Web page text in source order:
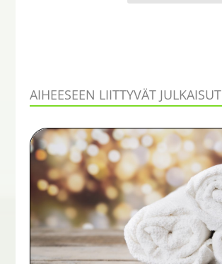
AIHEESEEN LIITTYVÄT JULKAISUT